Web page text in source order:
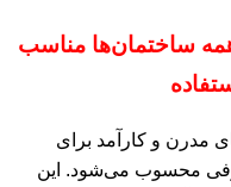
ساختمان‌ها مناسب
مدرن و کارآمد برای
محسوب می‌شود. این